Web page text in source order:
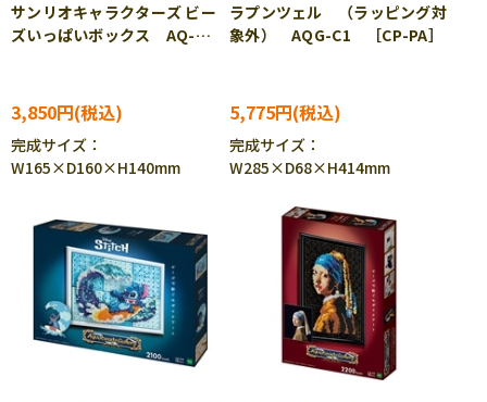
サンリオキャラクターズ ビー
ズいっぱいボックス AQ-
3,850円
完成サイズ：
W165×D160×H140mm
ラプンツェル （ラッピング対
象外） AQG-C1 ［CP-PA］
5,775円
完成サイズ：
W285×D68×H414mm